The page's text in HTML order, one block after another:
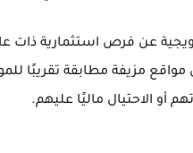
عن فرص استثمارية ذات
مزيفة مطابقة تقريبًا
أو الاحتيال ماليًا عليهم.